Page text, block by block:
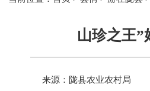
山珍之王”
来源：陇县农业农村局